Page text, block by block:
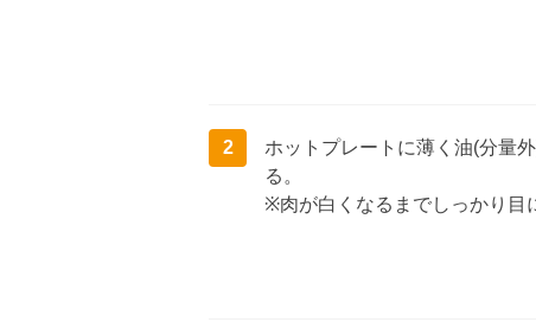
2
ホットプレートに薄く油(分量
る。
※肉が白くなるまでしっかり目